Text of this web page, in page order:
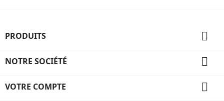
PRODUITS 
NOTRE SOCIÉTÉ 
VOTRE COMPTE 